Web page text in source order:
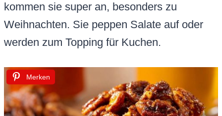
kommen sie super an, besonders zu
Weihnachten. Sie peppen Salate auf oder
werden zum Topping für Kuchen.
Merken